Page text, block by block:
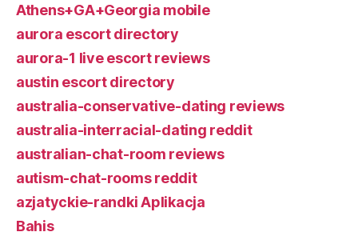
Athens+GA+Georgia mobile
aurora escort directory
aurora-1 live escort reviews
austin escort directory
australia-conservative-dating reviews
australia-interracial-dating reddit
australian-chat-room reviews
autism-chat-rooms reddit
azjatyckie-randki Aplikacja
Bahis